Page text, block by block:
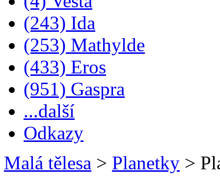
(243) Ida
(253) Mathylde
(433) Eros
(951) Gaspra
...další
Odkazy
Malá tělesa > Planetky >